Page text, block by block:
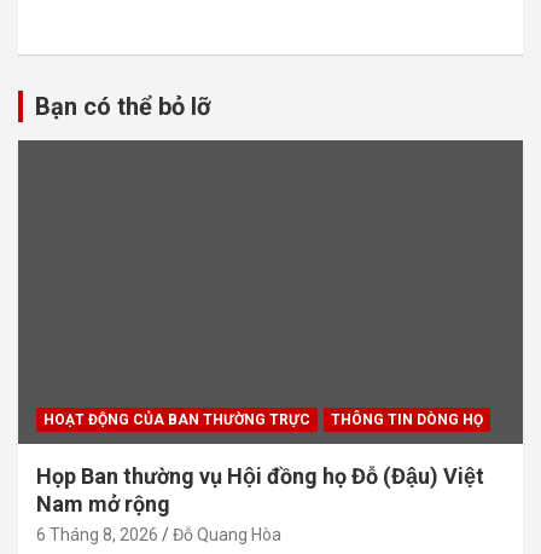
Bạn có thể bỏ lỡ
HOẠT ĐỘNG CỦA BAN THƯỜNG TRỰC THÔNG TIN DÒNG HỌ
Họp Ban thường vụ Hội đồng họ Đỗ (Đậu) Việt
Nam mở rộng
6 Tháng 8, 2026 Đỗ Quang Hòa